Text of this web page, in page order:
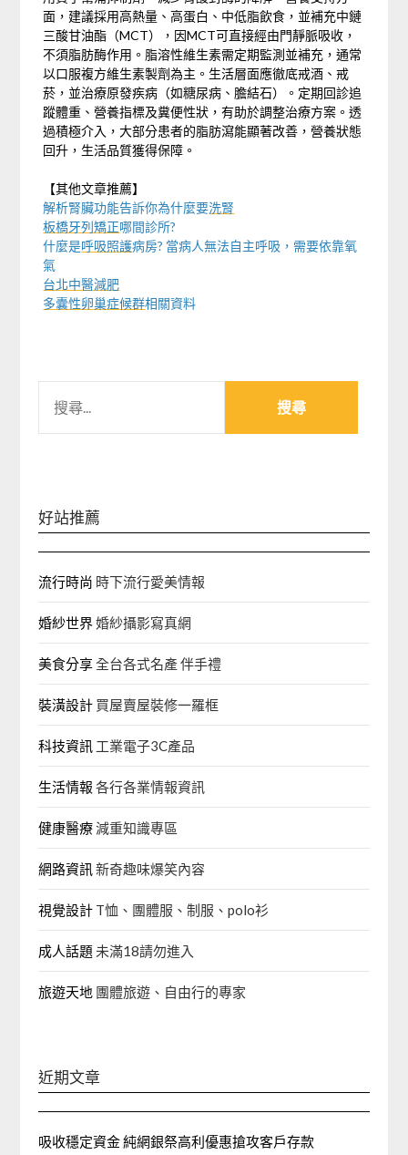
面，建議採用高熱量、高蛋白、中低脂飲食，並補充中鏈
三酸甘油酯（MCT），因MCT可直接經由門靜脈吸收，
不須脂肪酶作用。脂溶性維生素需定期監測並補充，通常
以口服複方維生素製劑為主。生活層面應徹底戒酒、戒
菸，並治療原發疾病（如糖尿病、膽結石）。定期回診追
蹤體重、營養指標及糞便性狀，有助於調整治療方案。透
過積極介入，大部分患者的脂肪瀉能顯著改善，營養狀態
回升，生活品質獲得保障。
【其他文章推薦】
解析腎臟功能告訴你為什麼要洗腎
板橋牙列矯正哪間診所?
什麼是呼吸照護病房? 當病人無法自主呼吸，需要依靠氧
氣
台北中醫減肥
多囊性卵巢症候群相關資料
關
好站推薦
流行時尚 時下流行愛美情報
婚紗世界婚紗攝影寫真網
美食分享全台各式名產 伴手禮
裝潢設計 買屋賣屋裝修一羅框
科技資訊 工業電子3C產品
生活情報 各行各業情報資訊
健康醫療減重知識專區
網路資訊 新奇趣味爆笑內容
視覺設計 T恤、團體服、制服、polo衫
成人話題 未滿18請勿進入
旅遊天地 團體旅遊、自由行的專家‎
近期文章
吸收穩定資金 純網銀祭高利優惠搶攻客戶存款